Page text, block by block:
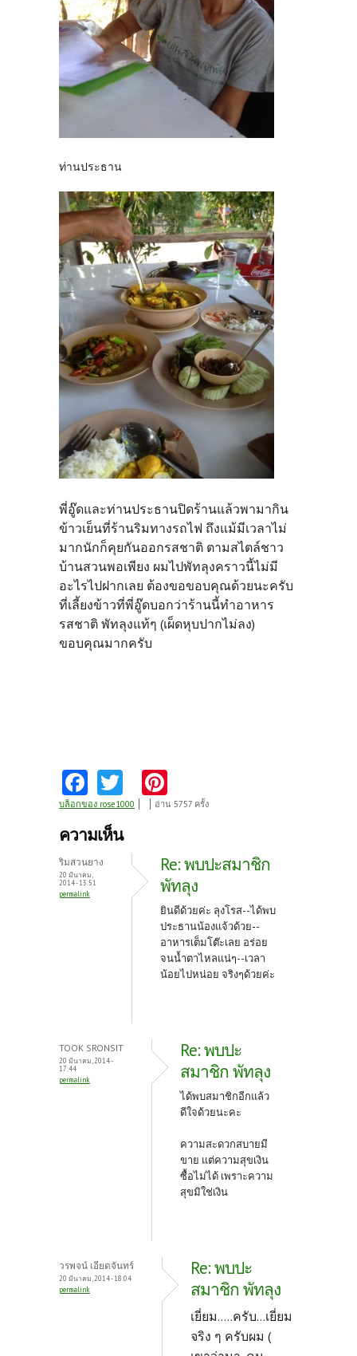
ท่านประธาน
พี่อู๊ดและท่านประธานปิดร้านแล้วพามากิน
ข้าวเย็นที่ร้านริมทางรถไฟ ถึงแม้มีเวลาไม่
มากนักก็คุยกันออกรสชาติ ตามสไตล์ชาว
บ้านสวนพอเพียง ผมไปพัทลุงคราวนี้ไม่มี
อะไรไปฝากเลย ต้องขอขอบคุณด้วยนะครับ
ที่เลี้ยงข้าวที่พี่อู๊ดบอกว่าร้านนี้ทำอาหาร
รสชาติ พัทลุงแท้ๆ (เผ็ดหุบปากไม่ลง)
ขอบคุณมากครับ
Fa
ce
b
o
o
k
w
itt
er
nt
es
t
บล็อกของ rose1000 อ่าน 5757 ครั้ง
ความเห็น
ริมสวนยาง
20 มีนาคม,
2014 - 13:51
permalink
Re: พบปะสมาชิก
พัทลุง
ยินดีด้วยค่ะ ลุงโรส--ได้พบ
ประธานน้องแจ้วด้วย--
อาหารเต็มโต๊ะเลย อร่อย
จนน้ำตาไหลแน่ๆ--เวลา
น้อยไปหน่อย จริงๆด้วยค่ะ
TOOK SRONSIT
20 มีนาคม, 2014 -
17:44
permalink
Re: พบปะ
สมาชิก พัทลุง
ได้พบสมาชิกอีกแล้ว
ดีใจด้วยนะคะ
ความสะดวกสบายมี
ขาย แต่ความสุขเงิน
ซื้อไม่ได้ เพราะความ
สุขมิใช่เงิน
วรพจน์ เอียดจันทร์
20 มีนาคม, 2014 - 18:04
permalink
Re: พบปะ
สมาชิก พัทลุง
เยี่ยม.....ครับ...เยี่ยม
จริง ๆ ครับผม (